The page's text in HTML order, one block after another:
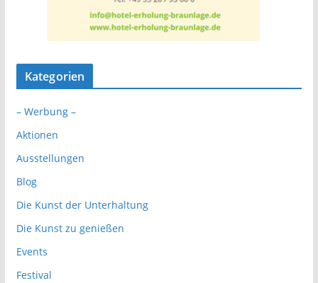
Kategorien
– Werbung –
Aktionen
Ausstellungen
Blog
Die Kunst der Unterhaltung
Die Kunst zu genießen
Events
Festival